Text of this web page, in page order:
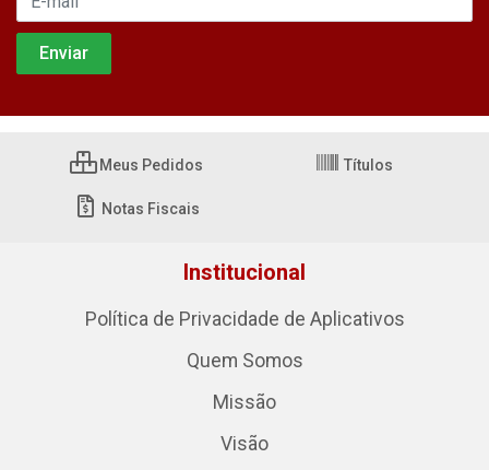
Meus Pedidos Títulos
Notas Fiscais
Institucional
Política de Privacidade de Aplicativos
Quem Somos
Missão
Visão